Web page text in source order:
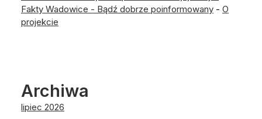
Fakty Wadowice - Bądź dobrze poinformowany - O
projekcie
Archiwa
lipiec 2026